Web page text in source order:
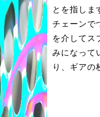
とを指しま
チェーンで
を介してス
みになって
り、ギアの